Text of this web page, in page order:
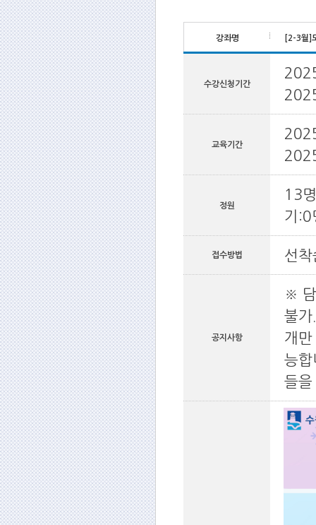
강좌명 [2-3월]
수강신청기간
교육기간
정원
13
기:0
접수방법 선착
공지사항
※
불가
개
능합
들을